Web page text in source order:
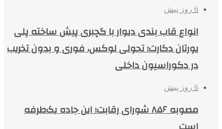
6 روز پیش
انواع قاب بندی دیوار با گچبری پیش ساخته پلی
یورتان دکارت؛ تحولی لوکس، فوری و بدون تخریب
در دکوراسیون داخلی
6 روز پیش
مصوبه ۸۵۶ شورای رقابت؛ این جاده یک‌طرفه